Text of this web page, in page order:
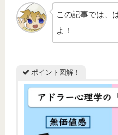
この記事では、
よ！
ポイント図解！